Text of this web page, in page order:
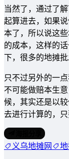
当然了，通过了
起算进去，如果
本了，所以说这
的成本，这样的
下，很多的地摊
只不过另外的一
不可能做赔本生
候，其实还是以
去进行计算的，
义乌地摊网